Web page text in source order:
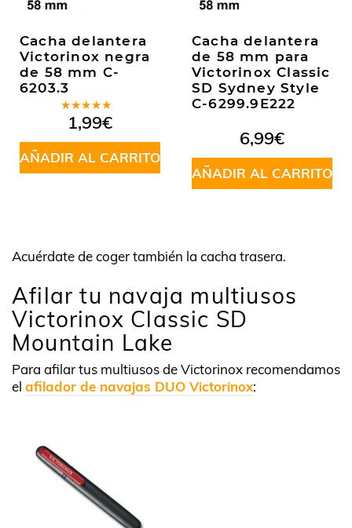
Cacha delantera
Victorinox negra
de 58 mm C-
6203.3
Valorado
en5.00de
5
1,99€
AÑADIR AL CARRITO
Cacha delantera
de 58 mm para
Victorinox Classic
SD Sydney Style
C-6299.9E222
6,99€
AÑADIR AL CARRITO
Acuérdate de coger también la cacha trasera.
Afilar tu navaja multiusos
Victorinox Classic SD
Mountain Lake
Para afilar tus multiusos de Victorinox recomendamos
el afilador de navajas DUO Victorinox: